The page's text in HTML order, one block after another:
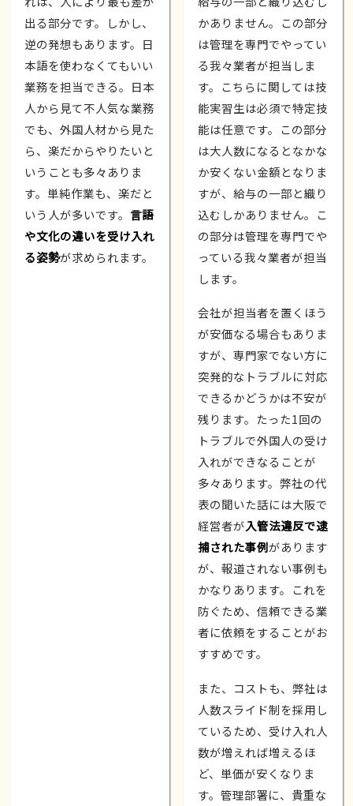
出る部分です。しかし、
逆の発想もあります。日
本語を使わなくてもいい
業務を担当できる。日本
人から見て不人気な業務
でも、外国人材から見た
ら、楽だからやりたいと
いうことも多々ありま
す。単純作業も、楽だと
いう人が多いです。 言語
や文化の違いを受け入れ
る姿勢が求められます。
かありません。この部分
は管理を専門でやってい
る我々業者が担当しま
す。こちらに関しては技
能実習生は必須で特定技
能は任意です。この部分
は大人数になるとなかな
か安くない金額となりま
すが、給与の一部と織り
込むしかありません。こ
の部分は管理を専門でや
っている我々業者が担当
します。
会社が担当者を置くほう
が安価なる場合もありま
すが、専門家でない方に
突発的なトラブルに対応
できるかどうかは不安が
残ります。たった1回の
トラブルで外国人の受け
入れができなることが
多々あります。弊社の代
表の聞いた話には大阪で
経営者が入管法違反で逮
捕された事例があります
が、報道されない事例も
かなりあります。これを
防ぐため、信頼できる業
者に依頼をすることがお
すすめです。
また、コストも、弊社は
人数スライド制を採用し
ているため、受け入れ人
数が増えれば増えるほ
ど、単価が安くなりま
す。管理部署に、貴重な